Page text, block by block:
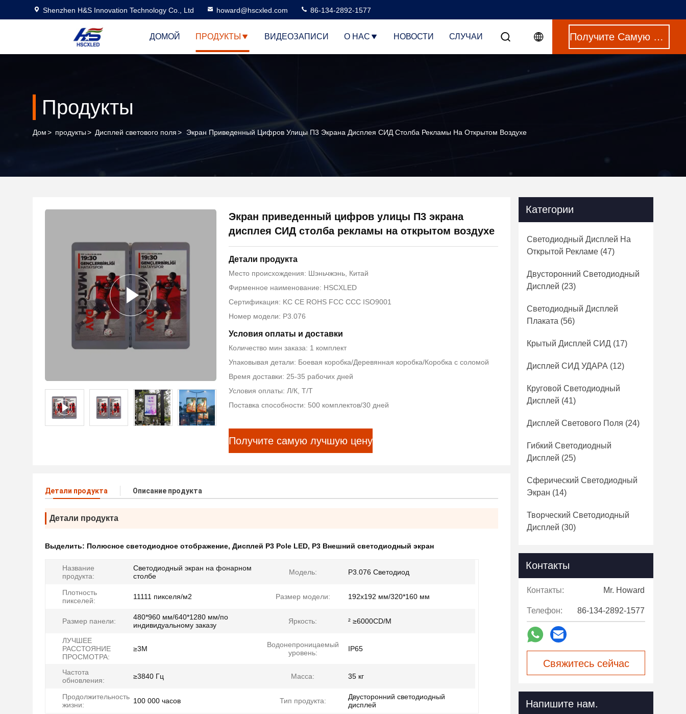
Shenzhen H&S Innovation Technology Co., Ltd howard@hscxled.com 86-134-2892-1577
ДОМОЙ ПРОДУКТЫ ВИДЕОЗАПИСИ О НАС НОВОСТИ СЛУЧАИ Получите Самую Лучшую Цену
Продукты
Дом> продукты> Дисплей светового поля> Экран Приведенный Цифров Улицы П3 Экрана Дисплея СИД Столба Рекламы На Открытом Воздухе
Экран приведенный цифров улицы П3 экрана
дисплея СИД столба рекламы на открытом воздухе
Детали продукта
Место происхождения: Шэньчжэнь, Китай
Фирменное наименование: HSCXLED
Сертификация: KC CE ROHS FCC CCC ISO9001
Номер модели: P3.076
Условия оплаты и доставки
Количество мин заказа: 1 комплект
Упаковывая детали: Боевая коробка/Деревянная коробка/Коробка с соломой
Время доставки: 25-35 рабочих дней
Условия оплаты: Л/К, Т/Т
Поставка способности: 500 комплектов/30 дней
Получите самую лучшую цену
Детали продукта Описание продукта
Детали продукта
Выделить: Полюсное светодиодное отображение, Дисплей P3 Pole LED, P3 Внешний светодиодный экран
Название
продукта:
Светодиодный экран на фонарном
столбе
Модель: P3.076 Светодиод
Плотность
пикселей:
11111 пикселя/м2 Размер модели: 192x192 мм/320*160 мм
Размер панели:
480*960 мм/640*1280 мм/по
индивидуальному заказу
Яркость: ² ≥6000CD/M
ЛУЧШЕЕ
РАССТОЯНИЕ
ПРОСМОТРА:
≥3М
Водонепроницаемый
уровень:
IP65
Частота
обновления:
≥3840 Гц Масса: 35 кг
Продолжительность
жизни:
100 000 часов Тип продукта:
Двусторонний светодиодный
дисплей
Категории
Светодиодный Дисплей На
Открытой Рекламе (47)
Двусторонний Светодиодный
Дисплей (23)
Светодиодный Дисплей
Плаката (56)
Крытый Дисплей СИД (17)
Дисплей СИД УДАРА (12)
Круговой Светодиодный
Дисплей (41)
Дисплей Светового Поля (24)
Гибкий Светодиодный
Дисплей (25)
Сферический Светодиодный
Экран (14)
Творческий Светодиодный
Дисплей (30)
Контакты
Контакты: Mr. Howard
Телефон: 86-134-2892-1577
Свяжитесь сейчас
Напишите нам.